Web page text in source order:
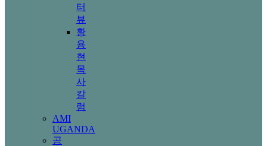
터
뷰
황
용
현
목
사
칼
럼
AMI
UGANDA
공